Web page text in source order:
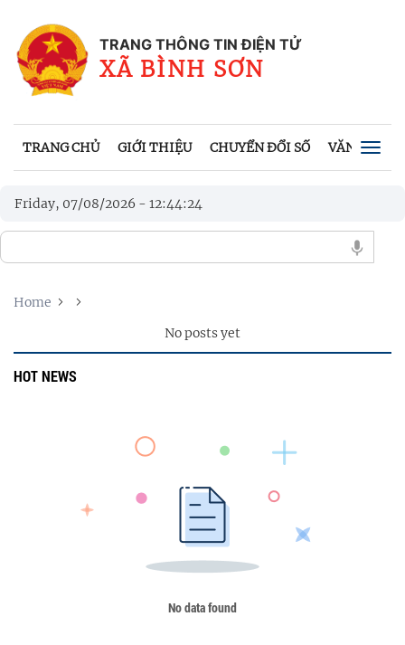
TRANG THÔNG TIN ĐIỆN TỬ
XÃ BÌNH SƠN
TRANG CHỦ GIỚI THIỆU CHUYỂN ĐỔI SỐ VĂN BẢN
Friday, 07/08/2026 - 12:44:24
Home
No posts yet
HOT NEWS
No data found